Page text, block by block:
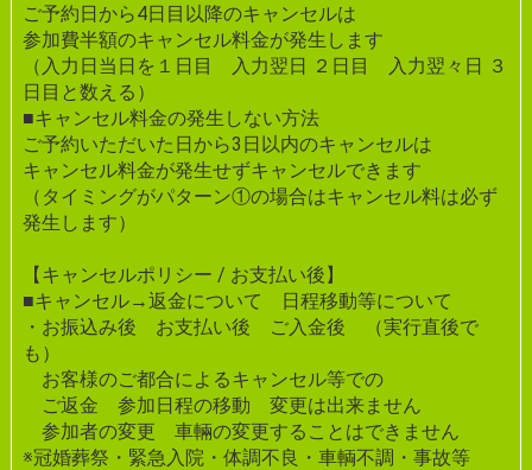
ご予約日から4日目以降のキャンセルは
参加費半額のキャンセル料金が発生します
（入力日当日を１日目 入力翌日 ２日目 入力翌々日 ３
日目と数える）
■キャンセル料金の発生しない方法
ご予約いただいた日から3日以内のキャンセルは
キャンセル料金が発生せずキャンセルできます
（タイミングがパターン①の場合はキャンセル料は必ず
発生します）
【キャンセルポリシー / お支払い後】
■キャンセル→返金について 日程移動等について
・お振込み後 お支払い後 ご入金後 （実行直後で
も）
お客様のご都合によるキャンセル等での
ご返金 参加日程の移動 変更は出来ません
参加者の変更 車輛の変更することはできません
※冠婚葬祭・緊急入院・体調不良・車輌不調・事故等